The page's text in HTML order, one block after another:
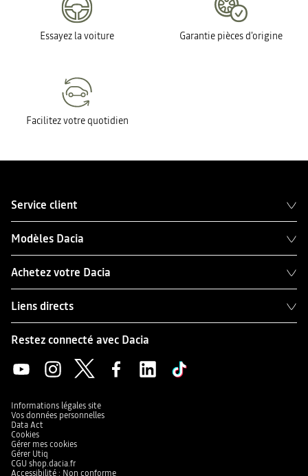
Essayez la voiture Garantie pièces d'origine
Facilitez votre quotidien
Service client
Modèles Dacia
Achetez votre Dacia
Liens directs
Restez connecté avec Dacia
Informations légales site
Vos données personnelles
Data Act
Cookies
Gérer mes cookies
Gérer Utiq
CGU shop.dacia.fr
Accessibilité : Non conforme